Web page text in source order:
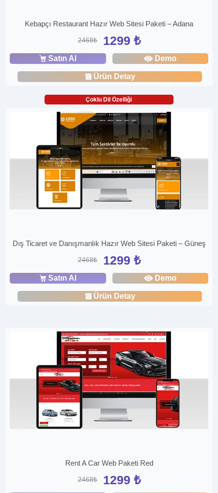
Kebapçı Restaurant Hazır Web Sitesi Paketi – Adana
2468₺ 1299 ₺
Satın Al Demo
Ürün Detay
Çoklu Dil Özelliği
Dış Ticaret ve Danışmanlık Hazır Web Sitesi Paketi – Güneş
2468₺ 1299 ₺
Satın Al Demo
Ürün Detay
Rent A Car Web Paketi Red
2468₺ 1299 ₺